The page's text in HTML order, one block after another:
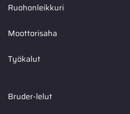
Ruohonleikkuri
Moottorisaha
Työkalut
Bruder-lelut